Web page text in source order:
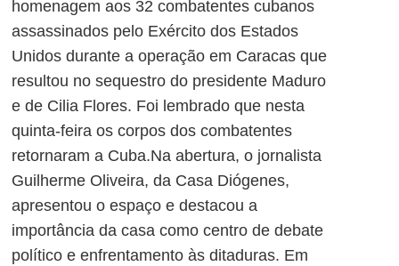
homenagem aos 32 combatentes cubanos
assassinados pelo Exército dos Estados
Unidos durante a operação em Caracas que
resultou no sequestro do presidente Maduro
e de Cilia Flores. Foi lembrado que nesta
quinta-feira os corpos dos combatentes
retornaram a Cuba.Na abertura, o jornalista
Guilherme Oliveira, da Casa Diógenes,
apresentou o espaço e destacou a
importância da casa como centro de debate
político e enfrentamento às ditaduras. Em